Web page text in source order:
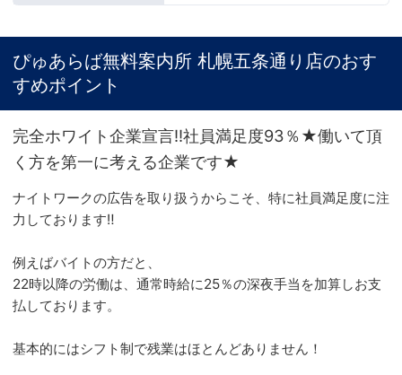
ぴゅあらば無料案内所 札幌五条通り店のおす
すめポイント
完全ホワイト企業宣言!!社員満足度93％★働いて頂
く方を第一に考える企業です★
ナイトワークの広告を取り扱うからこそ、特に社員満足度に注
力しております‼
例えばバイトの方だと、
22時以降の労働は、通常時給に25％の深夜手当を加算しお支
払しております。
基本的にはシフト制で残業はほとんどありません！